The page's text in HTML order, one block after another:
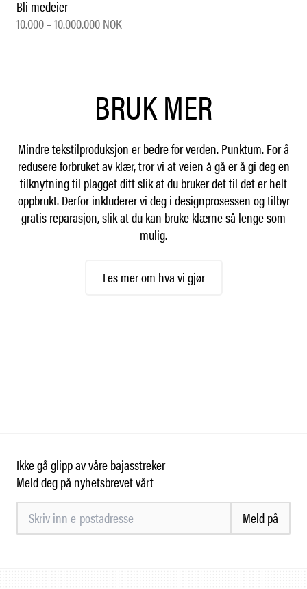
Bli medeier
10.000 – 10.000.000 NOK
BRUK MER
Mindre tekstilproduksjon er bedre for verden. Punktum. For å
redusere forbruket av klær, tror vi at veien å gå er å gi deg en
tilknytning til plagget ditt slik at du bruker det til det er helt
oppbrukt. Derfor inkluderer vi deg i designprosessen og tilbyr
gratis reparasjon, slik at du kan bruke klærne så lenge som
mulig.
Les mer om hva vi gjør
Ikke gå glipp av våre bajasstreker
Meld deg på nyhetsbrevet vårt
Meld på